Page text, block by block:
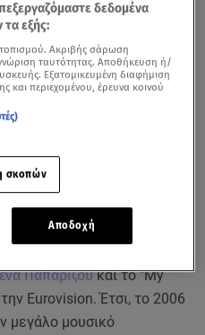
Κύπρο στα στοιχήματα! - Βίντεο
Παπαρίζουκαι το "My
Eurovision. Έτσι, το 2006
μεγάλο μουσικό
δεδομένα
εξής:
Ακριβής σάρωση
ταυτότητας. Αποθήκευση ή/
Εξατομικευμένη διαφήμιση
και περιεχομένου, έρευνα κοινού
σκοπών
Αποδοχή